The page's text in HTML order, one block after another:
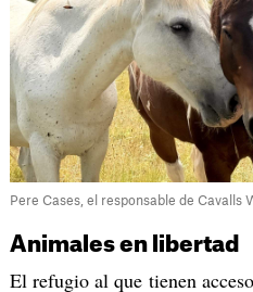
Pere Cases, el responsable de Cavalls
Animales en libertad
El refugio al que tienen